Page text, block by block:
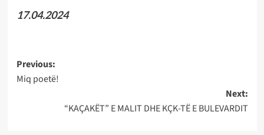
17.04.2024
Post
navigation
Previous:
Miq poetë!
Next:
“KAÇAKËT” E MALIT DHE KÇK-TË E BULEVARDIT